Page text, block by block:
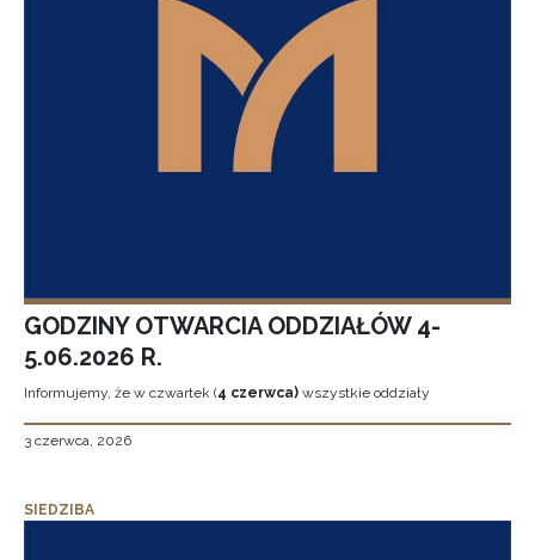
GODZINY OTWARCIA ODDZIAŁÓW 4-
5.06.2026 R.
Informujemy, że w czwartek (4 czerwca) wszystkie oddziały
3 czerwca, 2026
SIEDZIBA